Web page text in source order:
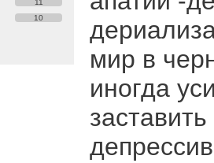
11
10
мир в
иногда